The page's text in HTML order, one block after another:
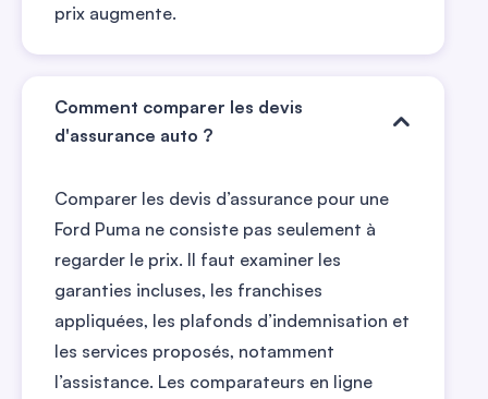
prix augmente.
Comment comparer les devis
d'assurance auto ?
Comparer les devis d’assurance pour une
Ford Puma ne consiste pas seulement à
regarder le prix. Il faut examiner les
garanties incluses, les franchises
appliquées, les plafonds d’indemnisation et
les services proposés, notamment
l’assistance. Les comparateurs en ligne